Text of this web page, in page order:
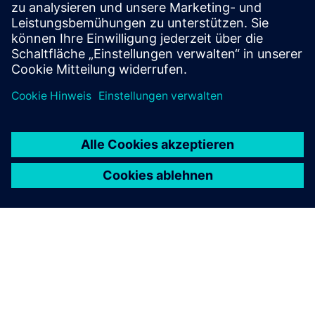
einfache datengesteuerte Lösungen zur Energie- oder
Zustandsüberwachung.
Mehr erfahren